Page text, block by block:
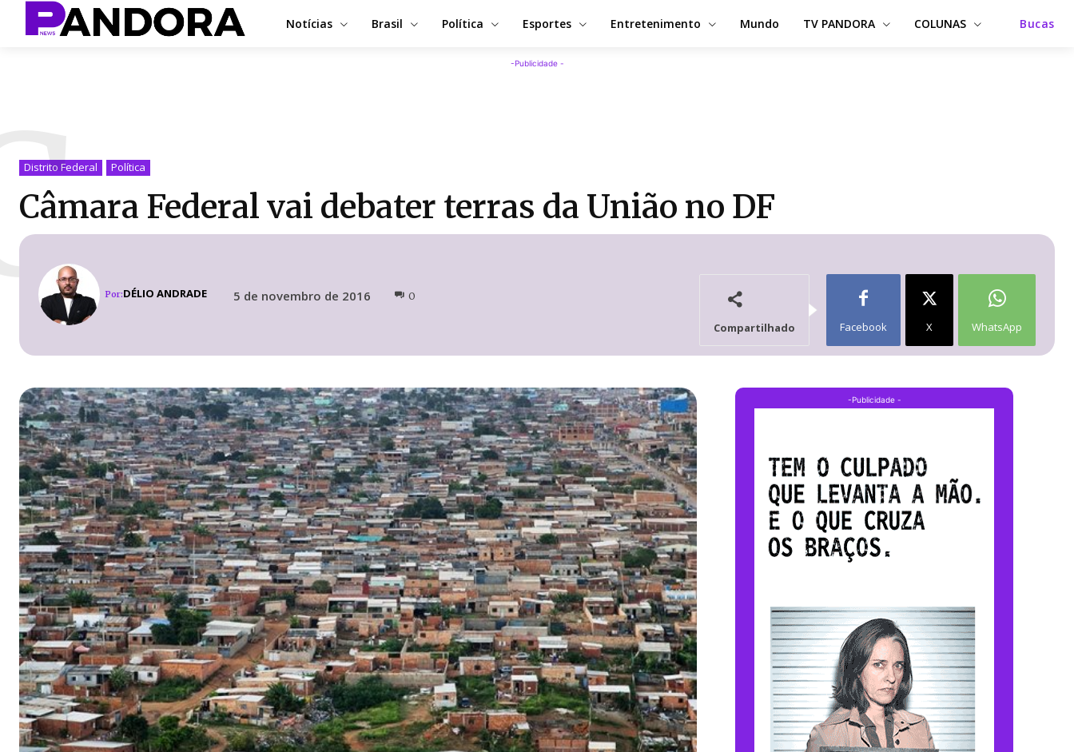
Notícias Brasil Política Esportes Entretenimento Mundo TV PANDORA COLUNAS Bucas
-Publicidade -
Distrito Federal Política
Câmara Federal vai debater terras da União no DF
Por:DÉLIO ANDRADE 5 de novembro de 2016 0
Compartilhado Facebook X WhatsApp
-Publicidade -